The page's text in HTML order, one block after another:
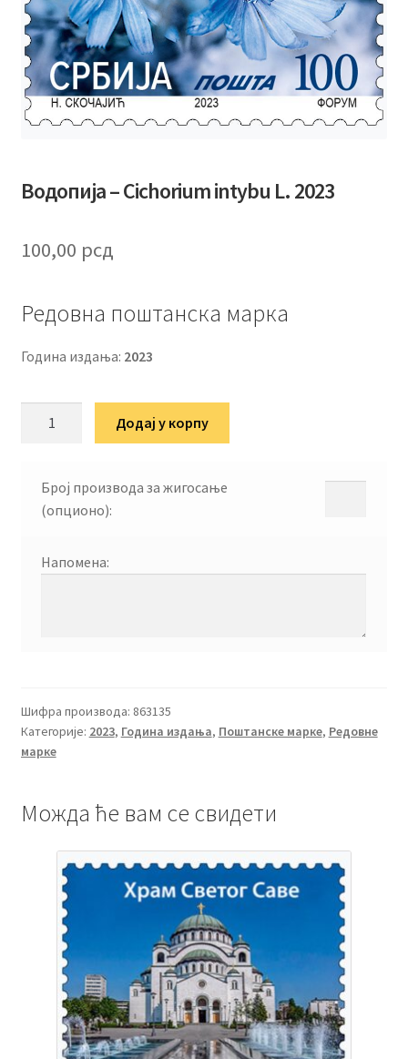
Водопија – Cichorium intybu L. 2023
100,00 рсд
Редовна поштанска марка
Година издања: 2023
intybu
Додај у корпу
Број производа за жигосање
(опционо):
Напомена:
Шифра производа: 863135
Категорије: 2023, Година издања, Поштанске марке, Редовне
марке
Можда ће вам се свидети